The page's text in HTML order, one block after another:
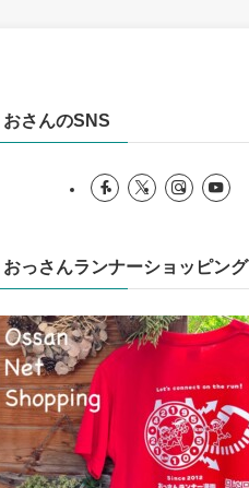
おさんのSNS
おっさんランナーショッピング